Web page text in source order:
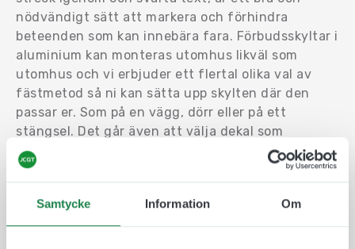
Samtycke Information Om
nödvändigt sätt att markera och förhindra
beteenden som kan innebära fara. Förbudsskyltar i
aluminium kan monteras utomhus likväl som
utomhus och vi erbjuder ett flertal olika val av
fästmetod så ni kan sätta upp skylten där den
passar er. Som på en vägg, dörr eller på ett
stängsel. Det går även att välja dekal som
material, den har en självhäftande baksida och
sätts enkelt upp på en ren och plan yta, som en